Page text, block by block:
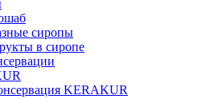
сиропы
в сиропе
KERAKUR